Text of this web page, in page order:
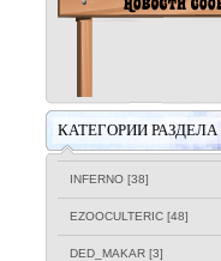
КАТЕГОРИИ РАЗДЕЛА
INFERNO [38]
EZOOCULTERIC [48]
DED_MAKAR [3]